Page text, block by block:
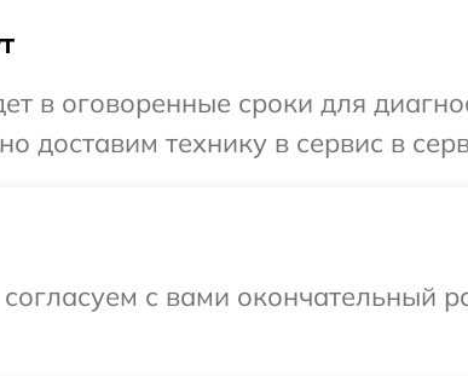
в оговоренные сроки для
доставим технику в сервис в
с вами окончательный